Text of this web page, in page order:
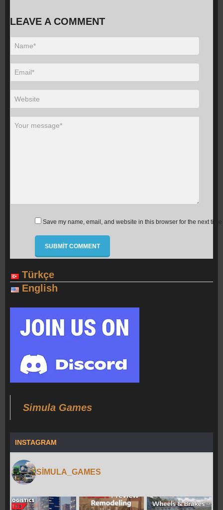
LEAVE A COMMENT
Save my name, email, and website in this browser for the next
Türkçe
English
Simula Games
INSTAGRAM
SIMULA_GAMES